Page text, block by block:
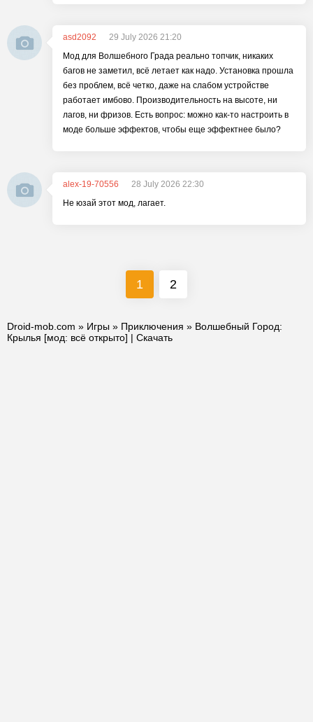
asd2092
29 July 2026 21:20
Мод для Волшебного Града реально топчик, никаких
багов не заметил, всё летает как надо. Установка прошла
без проблем, всё четко, даже на слабом устройстве
работает имбово. Производительность на высоте, ни
лагов, ни фризов. Есть вопрос: можно как-то настроить в
моде больше эффектов, чтобы еще эффектнее было?
alex-19-70556
28 July 2026 22:30
Не юзай этот мод, лагает.
1 2
Droid-mob.com » Игры » Приключения » Волшебный Город:
Крылья [мод: всё открыто] | Скачать